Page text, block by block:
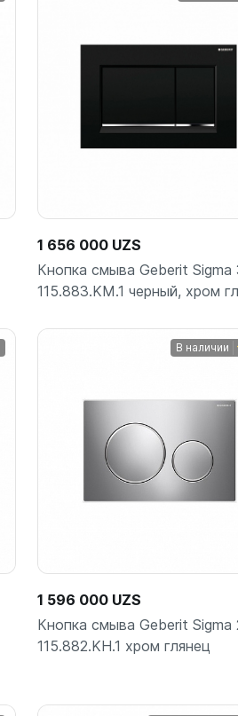
шт В
1 656 000 UZS
Кнопка смыва Geberit Sigma
115.883.KM.1 черный, хром
В наличии
1 596 000 UZS
Кнопка смыва Geberit Sigma
115.882.KH.1 хром глянец